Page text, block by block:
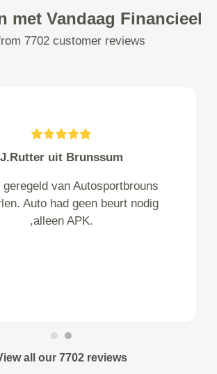
met Vandaag Financieel
7702 customer reviews
J.Rutter uit Brunssum
geregeld van Autosportbrouns
Auto had geen beurt nodig
,alleen APK.
all our 7702 reviews